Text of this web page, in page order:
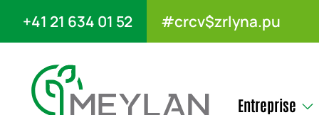
+41 21 634 01 52 #crcv$zrlyna.pu
Entreprise